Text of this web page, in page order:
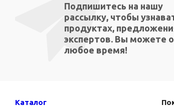
Подпишитесь на нашу
рассылку, чтобы
продуктах,
экспертов. Вы можете
любое время!
Каталог